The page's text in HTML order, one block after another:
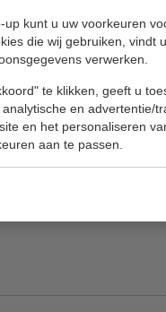
up kunt u uw voorkeuren
die wij gebruiken, vindt
verwerken.
te klikken, geeft u
en advertentie/
en het personaliseren
aan te passen.
inhoud 100 ml
van modern